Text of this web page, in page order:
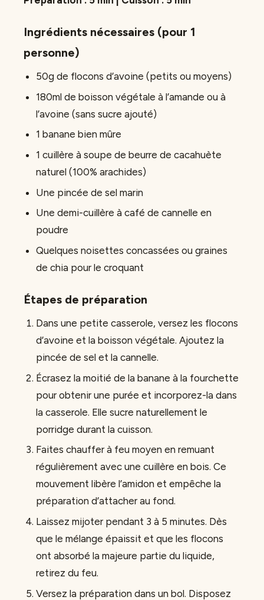
Ingrédients nécessaires (pour 1
personne)
50g de flocons d’avoine (petits ou moyens)
180ml de boisson végétale à l’amande ou à
l’avoine (sans sucre ajouté)
1 banane bien mûre
1 cuillère à soupe de beurre de cacahuète
naturel (100% arachides)
Une pincée de sel marin
Une demi-cuillère à café de cannelle en
poudre
Quelques noisettes concassées ou graines
de chia pour le croquant
Étapes de préparation
Dans une petite casserole, versez les flocons
d’avoine et la boisson végétale. Ajoutez la
pincée de sel et la cannelle.
Écrasez la moitié de la banane à la fourchette
pour obtenir une purée et incorporez-la dans
la casserole. Elle sucre naturellement le
porridge durant la cuisson.
Faites chauffer à feu moyen en remuant
régulièrement avec une cuillère en bois. Ce
mouvement libère l’amidon et empêche la
préparation d’attacher au fond.
Laissez mijoter pendant 3 à 5 minutes. Dès
que le mélange épaissit et que les flocons
ont absorbé la majeure partie du liquide,
retirez du feu.
Versez la préparation dans un bol. Disposez